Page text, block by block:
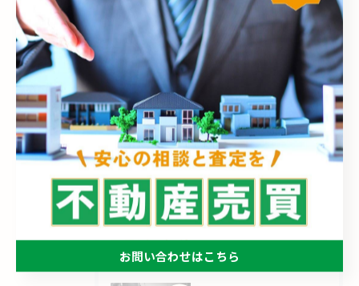
全てのカテゴリー
売却
売買
相続
空き家
買取
最近の投稿
お問い合わせはこちら